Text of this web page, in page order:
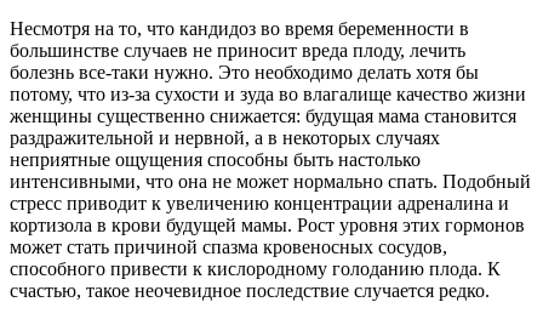
Несмотря на то, что кандидоз во время беременности в
большинстве случаев не приносит вреда плоду, лечить
болезнь все-таки нужно. Это необходимо делать хотя бы
потому, что из-за сухости и зуда во влагалище качество жизни
женщины существенно снижается: будущая мама становится
раздражительной и нервной, а в некоторых случаях
неприятные ощущения способны быть настолько
интенсивными, что она не может нормально спать. Подобный
стресс приводит к увеличению концентрации адреналина и
кортизола в крови будущей мамы. Рост уровня этих гормонов
может стать причиной спазма кровеносных сосудов,
способного привести к кислородному голоданию плода. К
счастью, такое неочевидное последствие случается редко.